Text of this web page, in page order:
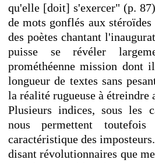
qu'elle [doit] s'exercer" (p.
de mots gonflés aux
des poètes chantant
puisse se révéler
prométhéenne mission dont
longueur de textes sans
la réalité rugueuse à étreindre
Plusieurs indices, sous les
nous permettent
caractéristique des
disant révolutionnaires que